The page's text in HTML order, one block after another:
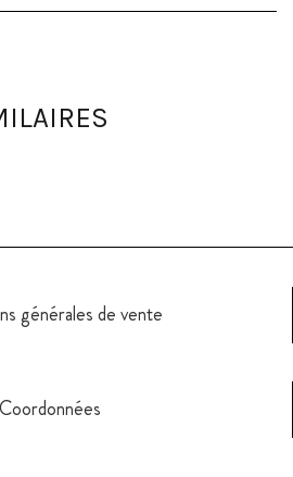
générales de vente
Coordonnées